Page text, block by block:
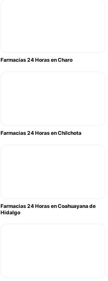
Farmacias 24 Horas en Charo
Farmacias 24 Horas en Chilchota
Farmacias 24 Horas en Coahuayana de
Hidalgo